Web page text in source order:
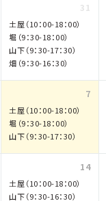
31
土屋（10：00-18：00）
堀（9：30-18：00）
山下（9：30-17：30）
畑（9：30-16：30）
7
土屋（10：00-18：00）
堀（9：30-18：00）
山下（9：30-17：30）
14
土屋（10：00-18：00）
山下（9：30-16：30）